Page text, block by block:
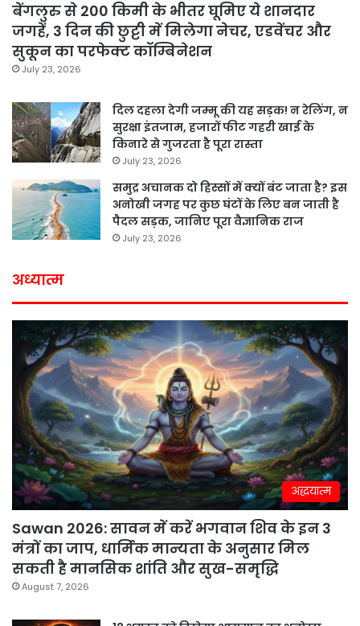
बेंगलुरु से 200 किमी के भीतर घूमिए ये शानदार
जगहें, 3 दिन की छुट्टी में मिलेगा नेचर, एडवेंचर और
सुकून का परफेक्ट कॉम्बिनेशन
July 23, 2026
दिल दहला देगी जम्मू की यह सड़क! न रेलिंग, न
सुरक्षा इंतजाम, हजारों फीट गहरी खाई के
किनारे से गुजरता है पूरा रास्ता
July 23, 2026
समुद्र अचानक दो हिस्सों में क्यों बंट जाता है? इस
अनोखी जगह पर कुछ घंटों के लिए बन जाती है
पैदल सड़क, जानिए पूरा वैज्ञानिक राज
July 23, 2026
अध्यात्म
अद्धयात्म
Sawan 2026: सावन में करें भगवान शिव के इन 3
मंत्रों का जाप, धार्मिक मान्यता के अनुसार मिल
सकती है मानसिक शांति और सुख-समृद्धि
August 7, 2026